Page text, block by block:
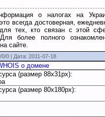
о налогах на
всегда достоверная,
тех, кто связан с этой
более полного
сайте.
/0/0 | Дата: 2011-07-18
о домене
(размер 88x31px):
(размер 80x180px):